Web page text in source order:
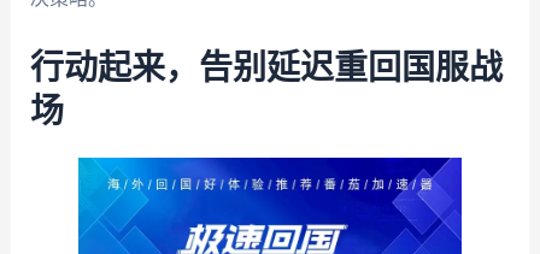
行动起来，告别延迟重回国服战
场